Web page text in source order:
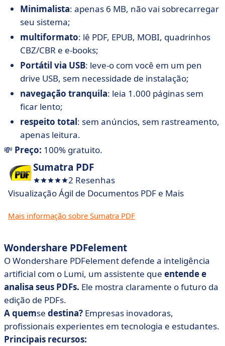
Minimalista: apenas 6 MB, não vai sobrecarregar
seu sistema;
multiformato: lê PDF, EPUB, MOBI, quadrinhos
CBZ/CBR e e-books;
Portátil via USB: leve-o com você em um pen
drive USB, sem necessidade de instalação;
navegação tranquila: leia 1.000 páginas sem
ficar lento;
respeito total: sem anúncios, sem rastreamento,
apenas leitura.
💸 Preço: 100% gratuito.
Sumatra PDF
2 Resenhas
Visualização Ágil de Documentos PDF e Mais
Mais informação sobre Sumatra PDF
Wondershare PDFelement
O Wondershare PDFelement defende a inteligência
artificial com o Lumi, um assistente que entende e
analisa seus PDFs. Ele mostra claramente o futuro da
edição de PDFs.
A quemse destina? Empresas inovadoras,
profissionais experientes em tecnologia e estudantes.
Principais recursos: